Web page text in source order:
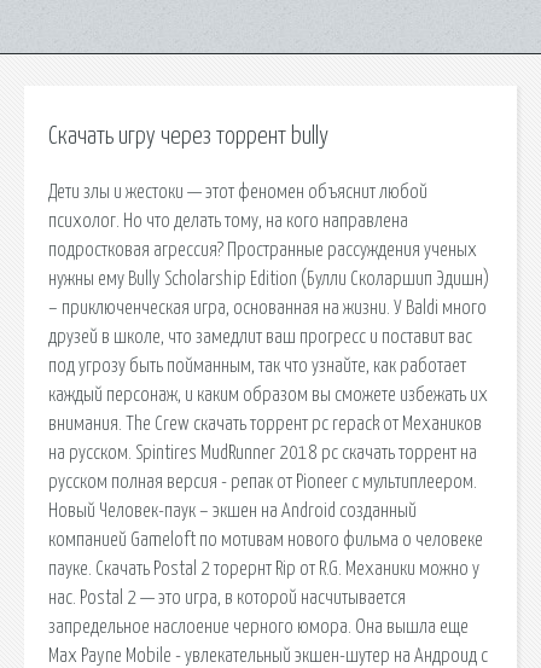
Скачать игру через торрент bully
Дети злы и жестоки — этот феномен объяснит любой
психолог. Но что делать тому, на кого направлена
подростковая агрессия? Пространные рассуждения ученых
нужны ему Bully Scholarship Edition (Булли Сколаршип Эдишн)
– приключенческая игра, основанная на жизни. У Baldi много
друзей в школе, что замедлит ваш прогресс и поставит вас
под угрозу быть пойманным, так что узнайте, как работает
каждый персонаж, и каким образом вы сможете избежать их
внимания. The Crew скачать торрент pc repack от Механиков
на русском. Spintires MudRunner 2018 pc скачать торрент на
русском полная версия - репак от Pioneer с мультиплеером.
Новый Человек-паук – экшен на Android созданный
компанией Gameloft по мотивам нового фильма о человеке
пауке. Скачать Postal 2 торернт Rip от R.G. Механики можно у
нас. Postal 2 — это игра, в которой насчитывается
запредельное наслоение черного юмора. Она вышла еще
Max Payne Mobile - увлекательный экшен-шутер на Андроид с